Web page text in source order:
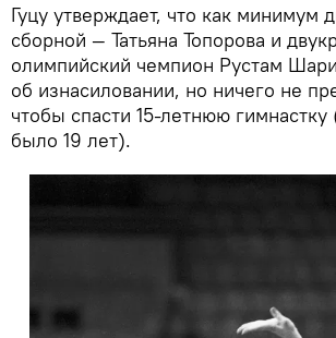
Гуцу утверждает, что как минимум
сборной — Татьяна Топорова и
олимпийский чемпион Рустам
об изнасиловании, но ничего не
чтобы спасти 15-летнюю
было 19 лет).